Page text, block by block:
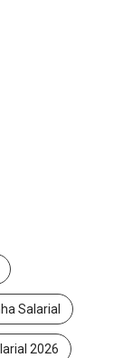
Salarial
2026